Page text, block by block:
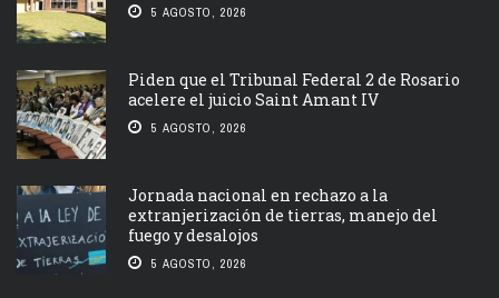
5 AGOSTO, 2026
Piden que el Tribunal Federal 2 de Rosario
acelere el juicio Saint Amant IV
5 AGOSTO, 2026
Jornada nacional en rechazo a la
extranjerización de tierras, manejo del
fuego y desalojos
5 AGOSTO, 2026